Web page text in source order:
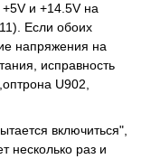
и +14.5V на
Если обоих
напряжения на
исправность
U902,
включиться",
несколько раз и